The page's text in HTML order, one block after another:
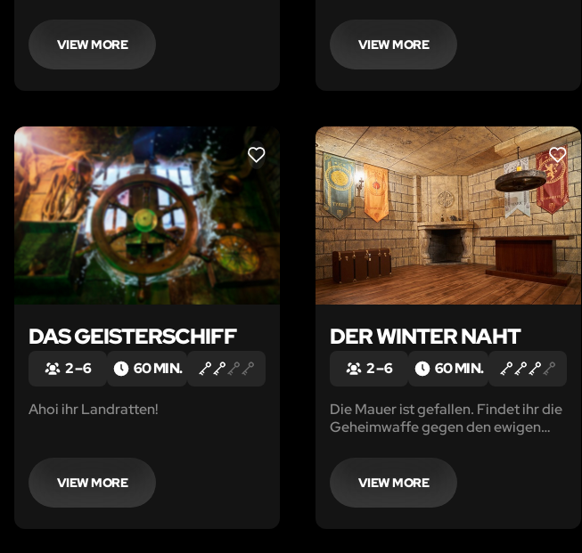
VIEW MORE
seit zehn Jahren in einem
berüchtigten Stadtviertel versteckt
hielt.
VIEW MORE
LIKE
DAS GEISTERSCHIFF
2 – 6 60 MIN.
Ahoi ihr Landratten!
VIEW MORE
LIKE
DER WINTER NAHT
2 – 6 60 MIN.
Die Mauer ist gefallen. Findet ihr die
Geheimwaffe gegen den ewigen
Chance aus Castle Black zu fliehen?
VIEW MORE